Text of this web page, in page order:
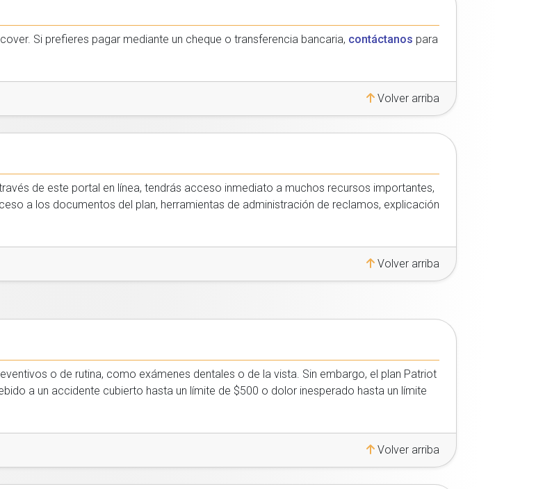
Si prefieres pagar mediante un cheque o transferencia bancaria, contáctanos para
Volver arriba
de este portal en línea, tendrás acceso inmediato a muchos recursos importantes,
a los documentos del plan, herramientas de administración de reclamos, explicación
Volver arriba
o de rutina, como exámenes dentales o de la vista. Sin embargo, el plan Patriot
a un accidente cubierto hasta un límite de $500 o dolor inesperado hasta un límite
Volver arriba